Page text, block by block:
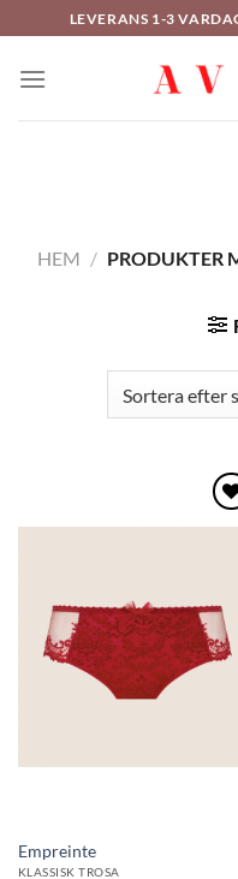
till
innehåll
LEVERANS 1-3
HEM / PRODUKTER
Empreinte
KLASSISK TROSA